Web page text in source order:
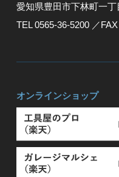
愛知県豊⽥市下林町⼀丁
TEL 0565-36-5200 ／
オンラインショップ